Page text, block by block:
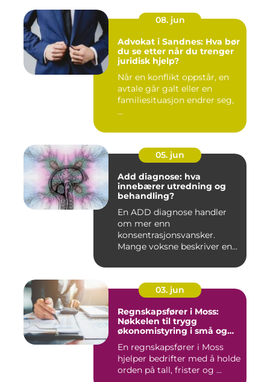
08. jun
Advokat i Sandnes: Hva bør
du se etter når du trenger
juridisk hjelp?
Når en konflikt oppstår, en
avtale går galt eller en
familiesituasjon endrer seg,
...
05. jun
Add diagnose: hva
innebærer utredning og
behandling?
En ADD diagnose handler
om mer enn
konsentrasjonsvansker.
Mange voksne beskriver en
03. jun
Regnskapsfører i Moss:
Nøkkelen til trygg
økonomistyring i små og
En regnskapsfører i Moss
hjelper bedrifter med å holde
orden på tall, frister og ...